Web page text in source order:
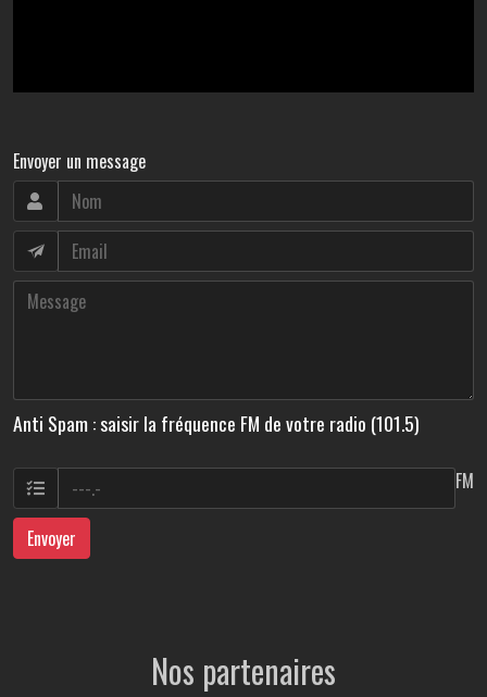
Envoyer un message
Anti Spam : saisir la fréquence FM de votre radio (101.5)
FM
Envoyer
Nos partenaires